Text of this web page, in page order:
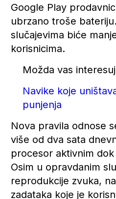
Google Play
ubrzano troše
slučajevima biće
korisnicima.
Možda vas
Navike koje
punjenja
Nova pravila odnose
više od dva sata
procesor aktivnim
Osim u opravdanim
reprodukcije zvuka,
zadataka koje je